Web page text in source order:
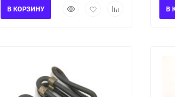
БыстрыйДобавитьДобавить
В КОРЗИНУ В